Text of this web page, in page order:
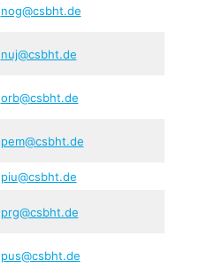
nog@csbht.de
nuj@csbht.de
orb@csbht.de
pem@csbht.de
piu@csbht.de
prg@csbht.de
pus@csbht.de